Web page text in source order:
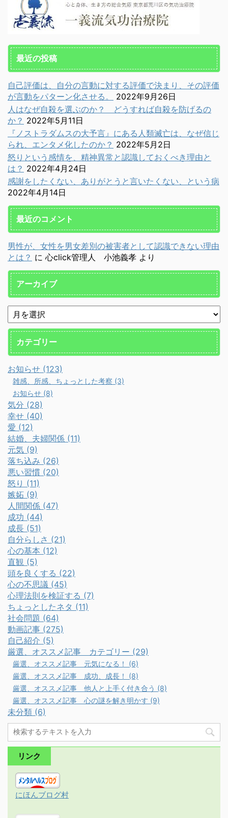
最近の投稿
自己評価は、自分の言動に対する評価で決まり、その評価
が言動をパターン化させる。
2022年9月26日
人はなぜ自殺を選ぶのか？ どうすれば自殺を防げるの
か？ 2022年5月11日
『ノストラダムスの大予言』にある人類滅亡は、なぜ信じ
られ、エンタメ化したのか？ 2022年5月2日
怒りという感情を、精神異常と認識しておくべき理由と
は？ 2022年4月24日
感謝をしたくない、ありがとうと言いたくない、という病
2022年4月14日
最近のコメント
男性が、女性を男女差別の被害者として認識できない理由
とは？ に 心click管理人 小池義孝 より
アーカイブ
カテゴリー
お知らせ (123)
雑感、所感、ちょっとした考察 (3)
お知らせ (8)
気分 (28)
幸せ (40)
愛 (12)
結婚、夫婦関係 (11)
元気 (9)
落ち込み (26)
悪い習慣 (20)
怒り (11)
嫉妬 (9)
人間関係 (47)
成功 (44)
成長 (51)
自分らしさ (21)
心の基本 (12)
直観 (5)
頭を良くする (22)
心の不思議 (45)
心理法則を検証する (7)
ちょっとしたネタ (11)
社会問題 (64)
動画記事 (275)
自己紹介 (5)
厳選、オススメ記事 カテゴリー (29)
厳選、オススメ記事 元気になる！ (6)
厳選、オススメ記事 成功、成長！ (8)
厳選、オススメ記事 他人と上手く付き合う (8)
厳選、オススメ記事 心の謎を解き明かす (9)
未分類 (6)
リンク
にほんブログ村